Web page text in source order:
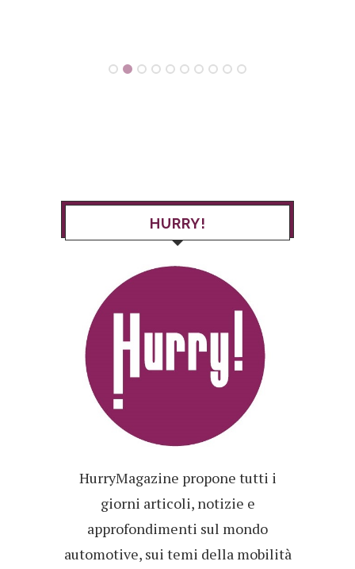
HURRY!
HurryMagazine propone tutti i
giorni articoli, notizie e
approfondimenti sul mondo
automotive, sui temi della mobilità